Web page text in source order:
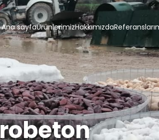
Ana sayfaÜrünlerimizHakkımızda